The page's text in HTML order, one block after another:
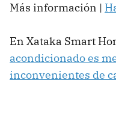
Más información |
En Xataka Smart
acondicionado es
inconvenientes de